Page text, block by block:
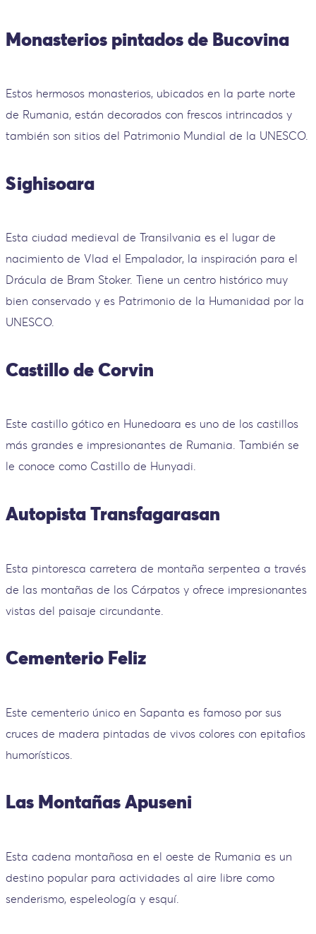
Monasterios pintados de Bucovina
Estos hermosos monasterios, ubicados en la parte norte
de Rumania, están decorados con frescos intrincados y
también son sitios del Patrimonio Mundial de la UNESCO.
Sighisoara
Esta ciudad medieval de Transilvania es el lugar de
nacimiento de Vlad el Empalador, la inspiración para el
Drácula de Bram Stoker. Tiene un centro histórico muy
bien conservado y es Patrimonio de la Humanidad por la
UNESCO.
Castillo de Corvin
Este castillo gótico en Hunedoara es uno de los castillos
más grandes e impresionantes de Rumania. También se
le conoce como Castillo de Hunyadi.
Autopista Transfagarasan
Esta pintoresca carretera de montaña serpentea a través
de las montañas de los Cárpatos y ofrece impresionantes
vistas del paisaje circundante.
Cementerio Feliz
Este cementerio único en Sapanta es famoso por sus
cruces de madera pintadas de vivos colores con epitafios
humorísticos.
Las Montañas Apuseni
Esta cadena montañosa en el oeste de Rumania es un
destino popular para actividades al aire libre como
senderismo, espeleología y esquí.